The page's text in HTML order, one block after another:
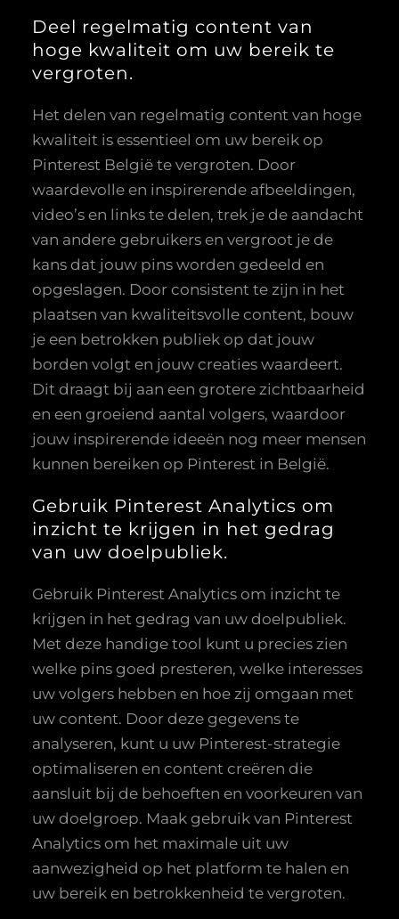
Deel regelmatig content van
hoge kwaliteit om uw bereik te
vergroten.
Het delen van regelmatig content van hoge
kwaliteit is essentieel om uw bereik op
Pinterest België te vergroten. Door
waardevolle en inspirerende afbeeldingen,
video’s en links te delen, trek je de aandacht
van andere gebruikers en vergroot je de
kans dat jouw pins worden gedeeld en
opgeslagen. Door consistent te zijn in het
plaatsen van kwaliteitsvolle content, bouw
je een betrokken publiek op dat jouw
borden volgt en jouw creaties waardeert.
Dit draagt bij aan een grotere zichtbaarheid
en een groeiend aantal volgers, waardoor
jouw inspirerende ideeën nog meer mensen
kunnen bereiken op Pinterest in België.
Gebruik Pinterest Analytics om
inzicht te krijgen in het gedrag
van uw doelpubliek.
Gebruik Pinterest Analytics om inzicht te
krijgen in het gedrag van uw doelpubliek.
Met deze handige tool kunt u precies zien
welke pins goed presteren, welke interesses
uw volgers hebben en hoe zij omgaan met
uw content. Door deze gegevens te
analyseren, kunt u uw Pinterest-strategie
optimaliseren en content creëren die
aansluit bij de behoeften en voorkeuren van
uw doelgroep. Maak gebruik van Pinterest
Analytics om het maximale uit uw
aanwezigheid op het platform te halen en
uw bereik en betrokkenheid te vergroten.